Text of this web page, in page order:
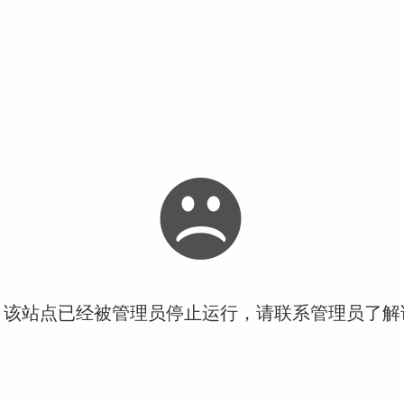
站点已经被管理员停止运行，请联系管理员了